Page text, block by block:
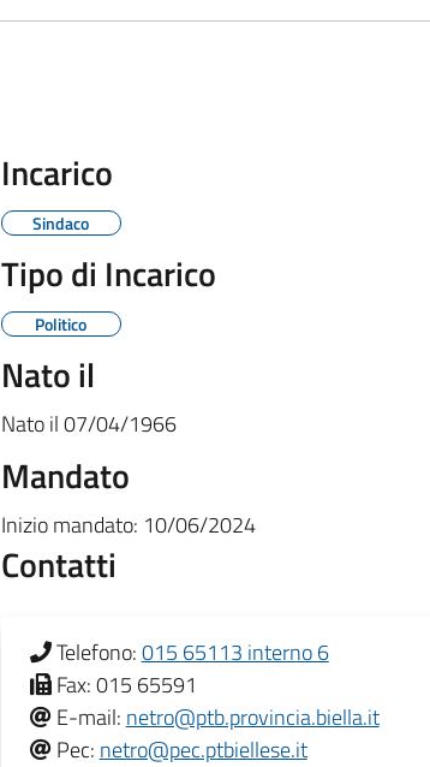
Incarico
Sindaco
Tipo di Incarico
Politico
Nato il
Nato il07/04/1966
Mandato
Inizio mandato: 10/06/2024
Contatti
Telefono:015 65113 interno 6
Fax:015 65591
E-mail: netro@ptb.provincia.biella.it
Pec: netro@pec.ptbiellese.it